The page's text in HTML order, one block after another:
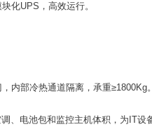
化UPS，高效运行。
内部冷热通道隔离，承重≥1800Kg。
、电池包和监控主机体积，为IT设